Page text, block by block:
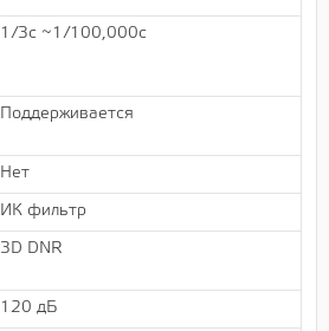
1/3с ~1/100,000с
Поддерживается
Нет
ИК фильтр
3D DNR
120 дБ